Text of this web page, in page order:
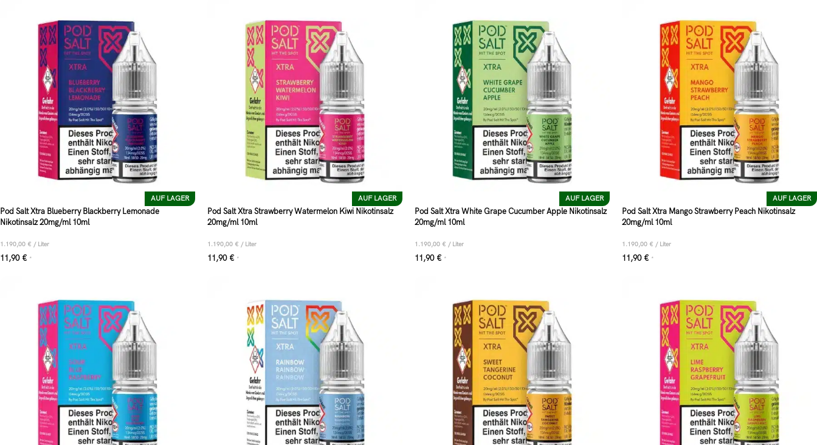
AUF LAGER
Pod Salt Xtra Blueberry Blackberry Lemonade
Nikotinsalz 20mg/ml 10ml
1.190,00 € / Liter
11,90 € *
AUF LAGER
Pod Salt Xtra Strawberry Watermelon Kiwi Nikotinsalz
20mg/ml 10ml
1.190,00 € / Liter
11,90 € *
AUF LAGER
Pod Salt Xtra White Grape Cucumber Apple Nikotinsalz
20mg/ml 10ml
1.190,00 € / Liter
11,90 € *
AUF LAGER
Pod Salt Xtra Mango Strawberry Peach Nikotinsalz
20mg/ml 10ml
1.190,00 € / Liter
11,90 € *